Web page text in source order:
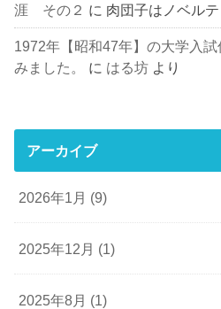
涯 その２ に 肉団子はノベルテ
1972年【昭和47年】の大学入
みました。
に はる坊 より
アーカイブ
2026年1月 (9)
2025年12月 (1)
2025年8月 (1)